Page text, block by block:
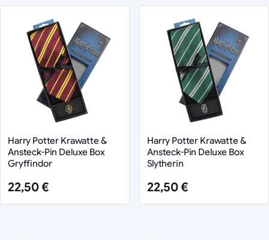
Harry Potter Krawatte &
Ansteck-Pin Deluxe Box
Gryffindor
22,50 €
Harry Potter Krawatte &
Ansteck-Pin Deluxe Box
Slytherin
22,50 €